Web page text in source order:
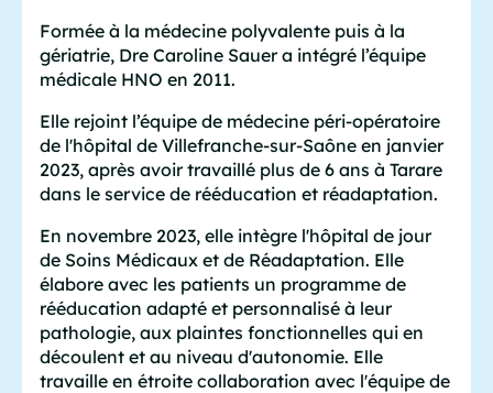
Formée à la médecine polyvalente puis à la
gériatrie, Dre Caroline Sauer a intégré l’équipe
médicale HNO en 2011.
Elle rejoint l’équipe de médecine péri-opératoire
de l'hôpital de Villefranche-sur-Saône en janvier
2023, après avoir travaillé plus de 6 ans à Tarare
dans le service de rééducation et réadaptation.
En novembre 2023, elle intègre l'hôpital de jour
de Soins Médicaux et de Réadaptation. Elle
élabore avec les patients un programme de
rééducation adapté et personnalisé à leur
pathologie, aux plaintes fonctionnelles qui en
découlent et au niveau d'autonomie. Elle
travaille en étroite collaboration avec l'équipe de